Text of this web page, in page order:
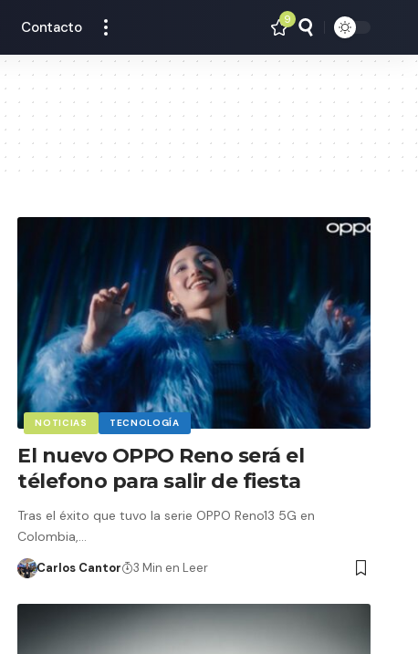
Contacto 9
NOTICIAS TECNOLOGÍA
El nuevo OPPO Reno será el
télefono para salir de fiesta
Tras el éxito que tuvo la serie OPPO Reno13 5G en
Colombia,…
Carlos Cantor 3 Min en Leer